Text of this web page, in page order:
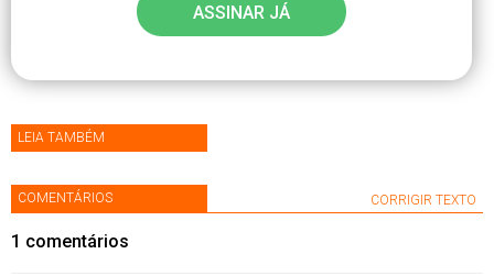
ASSINAR JÁ
LEIA TAMBÉM
COMENTÁRIOS CORRIGIR TEXTO
1 comentários